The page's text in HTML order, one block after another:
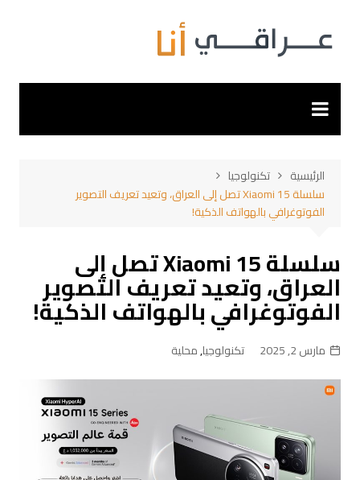
المحتوى
الرئيسية
تكنولوجيا
سلسلة Xiaomi 15 تصل إلى العراق، وتعيد تعريف التصوير
الفوتوغرافي بالهواتف الذكية!
سلسلة Xiaomi 15 تصل إلى
العراق، وتعيد تعريف التصوير
الفوتوغرافي بالهواتف الذكية!
مارس 2, 2025 تكنولوجيا,محلية